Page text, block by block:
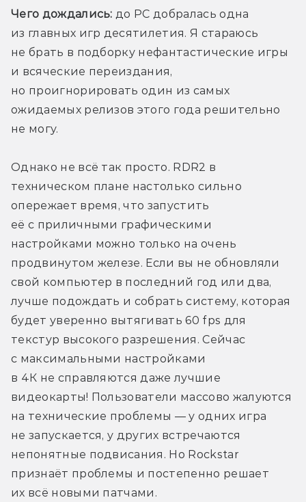
Чего дождались: до PC добралась одна
из главных игр десятилетия. Я стараюсь
не брать в подборку нефантастические игры
и всяческие переиздания,
но проигнорировать один из самых
ожидаемых релизов этого года решительно
не могу.
Однако не всё так просто. RDR2 в
техническом плане настолько сильно
опережает время, что запустить
её с приличными графическими
настройками можно только на очень
продвинутом железе. Если вы не обновляли
свой компьютер в последний год или два,
лучше подождать и собрать систему, которая
будет уверенно вытягивать 60 fps для
текстур высокого разрешения. Сейчас
с максимальными настройками
в 4К не справляются даже лучшие
видеокарты! Пользователи массово жалуются
на технические проблемы — у одних игра
не запускается, у других встречаются
непонятные подвисания. Но Rockstar
признаёт проблемы и постепенно решает
их всё новыми патчами.